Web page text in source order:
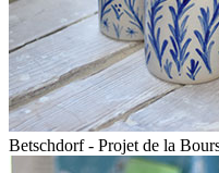
Betschdorf - Projet de la